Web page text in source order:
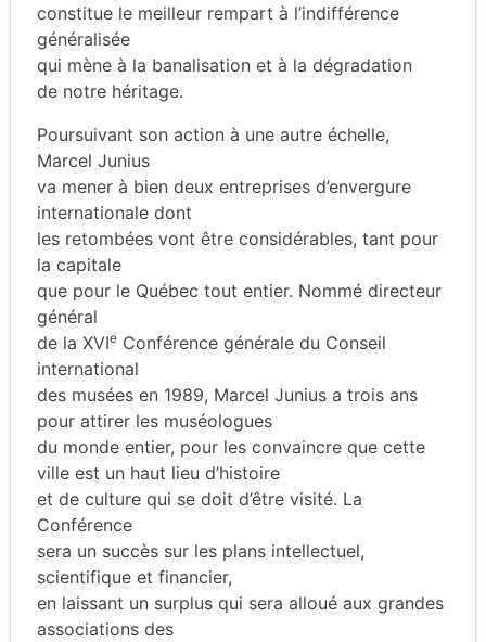
constitue le meilleur rempart à l’indifférence
généralisée
qui mène à la banalisation et à la dégradation
de notre héritage.
Poursuivant son action à une autre échelle,
Marcel Junius
va mener à bien deux entreprises d’envergure
internationale dont
les retombées vont être considérables, tant pour
la capitale
que pour le Québec tout entier. Nommé directeur
général
de la XVIe Conférence générale du Conseil
international
des musées en 1989, Marcel Junius a trois ans
pour attirer les muséologues
du monde entier, pour les convaincre que cette
ville est un haut lieu d’histoire
et de culture qui se doit d’être visité. La
Conférence
sera un succès sur les plans intellectuel,
scientifique et financier,
en laissant un surplus qui sera alloué aux grandes
associations des